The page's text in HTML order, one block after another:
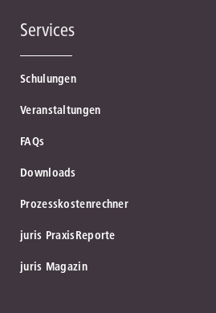
Services
Schulungen
Veranstaltungen
FAQs
Downloads
Prozesskostenrechner
juris PraxisReporte
juris Magazin